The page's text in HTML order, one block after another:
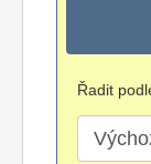
Řadit